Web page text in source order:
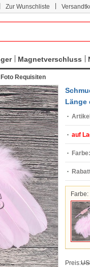
Zur Wunschliste
Magnetverschluss
Requisiten
Länge
auf
Farbe:
Farbe:
Preis: